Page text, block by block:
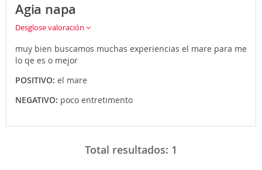
Agia napa
Desglose valoración
muy bien buscamos muchas experiencias el mare para me
lo qe es o mejor
POSITIVO: el mare
NEGATIVO: poco entretimento
Total resultados: 1